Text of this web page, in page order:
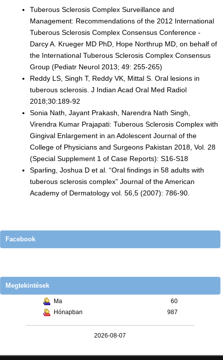
Tuberous Sclerosis Complex Surveillance and
Management: Recommendations of the 2012 International
Tuberous Sclerosis Complex Consensus Conference -
Darcy A. Krueger MD PhD, Hope Northrup MD, on behalf of
the International Tuberous Sclerosis Complex Consensus
Group (Pediatr Neurol 2013; 49: 255-265)
Reddy LS, Singh T, Reddy VK, Mittal S. Oral lesions in
tuberous sclerosis. J Indian Acad Oral Med Radiol
2018;30:189-92
Sonia Nath, Jayant Prakash, Narendra Nath Singh,
Virendra Kumar Prajapati: Tuberous Sclerosis Complex with
Gingival Enlargement in an Adolescent Journal of the
College of Physicians and Surgeons Pakistan 2018, Vol. 28
(Special Supplement 1 of Case Reports): S16-S18
Sparling, Joshua D et al. “Oral findings in 58 adults with
tuberous sclerosis complex” Journal of the American
Academy of Dermatology vol. 56,5 (2007): 786-90.
Facebook
Megtekintések
Ma
60
Hónapban
987
2026-08-07